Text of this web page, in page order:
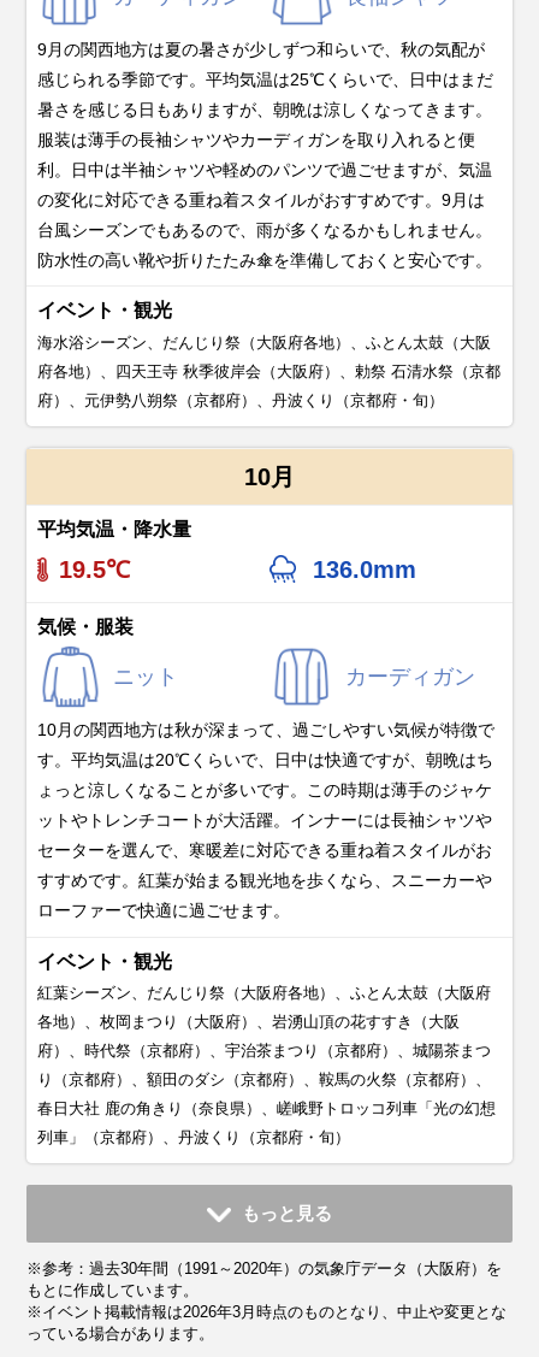
9月の関西地方は夏の暑さが少しずつ和らいで、秋の気配が
感じられる季節です。平均気温は25℃くらいで、日中はまだ
暑さを感じる日もありますが、朝晩は涼しくなってきます。
服装は薄手の長袖シャツやカーディガンを取り入れると便
利。日中は半袖シャツや軽めのパンツで過ごせますが、気温
の変化に対応できる重ね着スタイルがおすすめです。9月は
台風シーズンでもあるので、雨が多くなるかもしれません。
防水性の高い靴や折りたたみ傘を準備しておくと安心です。
イベント・観光
海水浴シーズン、だんじり祭（大阪府各地）、ふとん太鼓（大阪
府各地）、四天王寺 秋季彼岸会（大阪府）、勅祭 石清水祭（京都
府）、元伊勢八朔祭（京都府）、丹波くり（京都府・旬）
10月
平均気温・降水量
19.5℃ 136.0mm
気候・服装
ニット カーディガン
10月の関西地方は秋が深まって、過ごしやすい気候が特徴で
す。平均気温は20℃くらいで、日中は快適ですが、朝晩はち
ょっと涼しくなることが多いです。この時期は薄手のジャケ
ットやトレンチコートが大活躍。インナーには長袖シャツや
セーターを選んで、寒暖差に対応できる重ね着スタイルがお
すすめです。紅葉が始まる観光地を歩くなら、スニーカーや
ローファーで快適に過ごせます。
イベント・観光
紅葉シーズン、だんじり祭（大阪府各地）、ふとん太鼓（大阪府
各地）、枚岡まつり（大阪府）、岩湧山頂の花すすき（大阪
府）、時代祭（京都府）、宇治茶まつり（京都府）、城陽茶まつ
り（京都府）、額田のダシ（京都府）、鞍馬の火祭（京都府）、
春日大社 鹿の角きり（奈良県）、嵯峨野トロッコ列車「光の幻想
列車」（京都府）、丹波くり（京都府・旬）
11月
平均気温・降水量
13.8℃ 72.5mm
気候・服装
12月
平均気温・降水量
8.7℃ 55.5mm
気候・服装
1月
平均気温・降水量
6.2℃ 47.0mm
気候・服装
2月
平均気温・降水量
6.6℃ 60.5mm
気候・服装
3月
平均気温・降水量
9.9℃ 103.1mm
気候・服装
4月
平均気温・降水量
15.2℃ 101.9mm
気候・服装
5月
平均気温・降水量
20.1℃ 136.5mm
気候・服装
6月
平均気温・降水量
23.6℃ 185.1mm
気候・服装
7月
平均気温・降水量
27.7℃ 174.4mm
気候・服装
もっと見る
※参考：過去30年間（1991～2020年）の気象庁データ（大阪府）を
もとに作成しています。
※イベント掲載情報は2026年3月時点のものとなり、中止や変更とな
っている場合があります。